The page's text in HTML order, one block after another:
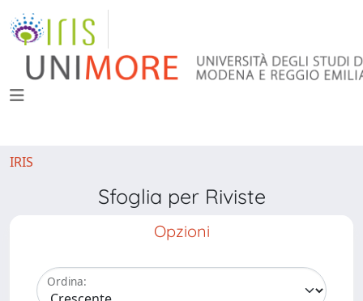
IRIS
Sfoglia per Riviste
Opzioni
Ordina: